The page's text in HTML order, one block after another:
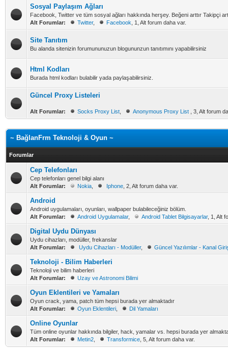
Sosyal Paylaşım Ağları
Facebook, Twitter ve tüm sosyal ağları hakkında herşey. Beğeni arttır Takipçi
Alt Forumlar:
Twitter, Facebook , 1, Alt forum daha var.
Site Tanıtım
Bu alanda sitenizin forumununuzun blogununzun tanıtımını yapabilirsiniz
Html Kodları
Burada html kodları bulabilir yada paylaşabilirsiniz.
Güncel Proxy Listeleri
Alt Forumlar: Socks Proxy List Anonymous Proxy List , 3, Alt forum
~ BağlanFrm Teknoloji & Oyun ~
Forumlar
Cep Telefonları
Cep telefonları genel bilgi alanı
Alt Forumlar:
Nokia Iphone , 2, Alt forum daha var.
Android
Android uygulamaları, oyunları, wallpaper bulabileceğiniz bölüm.
Alt Forumlar:
Android Uygulamalar, Android Tablet Bilgisayarlar, 1, Alt
Digital Uydu Dünyası
Uydu cihazları, modüller, frekanslar
Alt Forumlar:
Uydu Cihazları - Modüller, Güncel Yazılımlar - Kanal
Teknoloji - Bilim Haberleri
Teknoloji ve bilim haberleri
Alt Forumlar:
Uzay ve Astronomi Bilimi
Oyun Eklentileri ve Yamaları
Oyun crack, yama, patch tüm hepsi burada yer almaktadır
Alt Forumlar:
Oyun Eklentileri Dil Yamaları
Online Oyunlar
Tüm online oyunlar hakkında bilgiler, hack, yamalar vs. hepsi burada yer
Alt Forumlar:
Metin2 Transformice , 5, Alt forum daha var.